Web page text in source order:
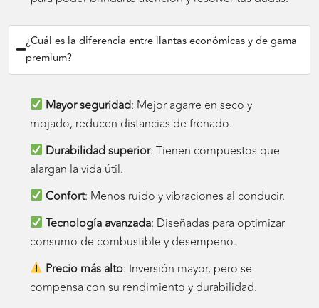
¿Cuál es la diferencia entre llantas económicas y de gama
premium?
Mayor seguridad: Mejor agarre en seco y
mojado, reducen distancias de frenado.
Durabilidad superior: Tienen compuestos que
alargan la vida útil.
Confort: Menos ruido y vibraciones al conducir.
Tecnología avanzada: Diseñadas para optimizar
consumo de combustible y desempeño.
Precio más alto: Inversión mayor, pero se
compensa con su rendimiento y durabilidad.